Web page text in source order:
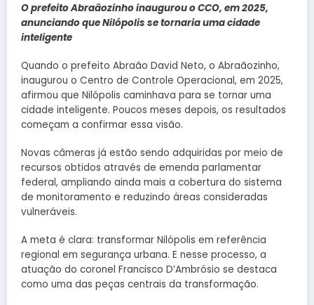
O prefeito Abraãozinho inaugurou o CCO, em 2025,
anunciando que Nilópolis se tornaria uma cidade
inteligente
Quando o prefeito Abraão David Neto, o Abraãozinho,
inaugurou o Centro de Controle Operacional, em 2025,
afirmou que Nilópolis caminhava para se tornar uma
cidade inteligente. Poucos meses depois, os resultados
começam a confirmar essa visão.
Novas câmeras já estão sendo adquiridas por meio de
recursos obtidos através de emenda parlamentar
federal, ampliando ainda mais a cobertura do sistema
de monitoramento e reduzindo áreas consideradas
vulneráveis.
A meta é clara: transformar Nilópolis em referência
regional em segurança urbana. E nesse processo, a
atuação do coronel Francisco D’Ambrósio se destaca
como uma das peças centrais da transformação.